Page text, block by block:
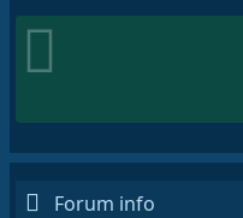
Forum info